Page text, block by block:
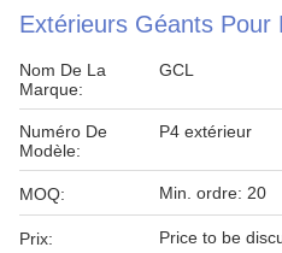
Extérieurs Géants Pour
Nom De La
Marque:
GCL
Numéro De
Modèle:
P4 extérieur
MOQ: Min. ordre: 20
Prix: Price to be